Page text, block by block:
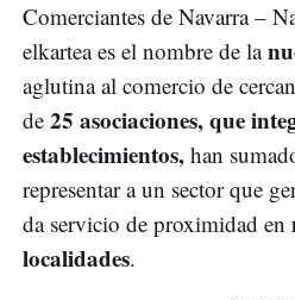
Comerciantes de Navarra –
elkartea es el nombre de la
aglutina al comercio de
de 25 asociaciones, que
establecimientos, han
representar a un sector que
da servicio de proximidad en
localidades.